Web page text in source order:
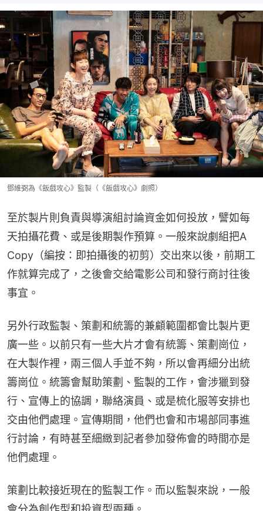
鄧維弼為《飯戲攻心》監製（《飯戲攻心》劇照）
至於製片則負責與導演組討論資金如何投放，譬如每
天拍攝花費、或是後期製作預算。一般來說劇組把A
Copy（編按：即拍攝後的初剪）交出來以後，前期工
作就算完成了，之後會交給電影公司和發行商討往後
事宜。
另外行政監製、策劃和統籌的兼顧範圍都會比製片更
廣一些。以前只有一些大片才會有統籌、策劃崗位，
在大製作裡，兩三個人手並不夠，所以會再細分出統
籌崗位。統籌會幫助策劃、監製的工作，會涉獵到發
行、宣傳上的協調，聯絡演員、或是梳化服等安排也
交由他們處理。宣傳期間，他們也會和市場部同事進
行討論，有時甚至細緻到記者參加發佈會的時間亦是
他們處理。
策劃比較接近現在的監製工作。而以監製來說，一般